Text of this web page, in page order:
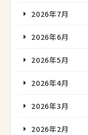
2026年7月
2026年6月
2026年5月
2026年4月
2026年3月
2026年2月